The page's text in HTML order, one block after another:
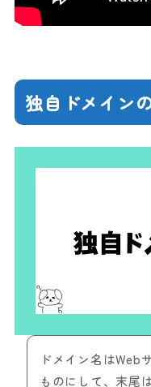
独自ドメイン
ドメイン名はWeb
ものにして、末尾